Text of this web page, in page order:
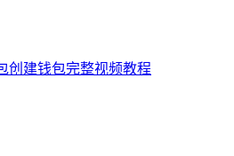
创建钱包完整视频教程